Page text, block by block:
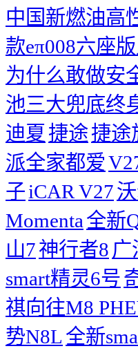
中国新燃油高
款eπ008六座
为什么敢做安
池三大兜底终
迪夏 捷途捷途
派全家都爱
子iCAR V27
Momenta 全新
山7神行者8 广
smart精灵6号
祺向往M8
势N8L 全新